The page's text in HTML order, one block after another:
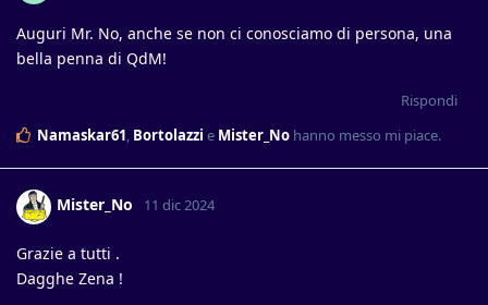
Auguri Mr. No, anche se non ci conosciamo di persona, una
bella penna di QdM!
Rispondi
Namaskar61, Bortolazzi e Mister_No hanno messo mi piace.
Mister_No 11 dic 2024
Grazie a tutti .
Dagghe Zena !